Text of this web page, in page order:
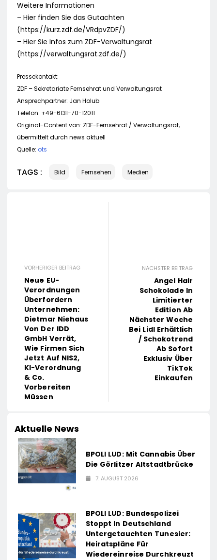
Weitere Informationen
– Hier finden Sie das Gutachten
(https://kurz.zdf.de/VRdpvZDF/)
– Hier Sie Infos zum ZDF-Verwaltungsrat
(https://verwaltungsrat.zdf.de/)
Pressekontakt:
ZDF – Sekretariate Fernsehrat und Verwaltungsrat
Ansprechpartner: Jan Holub
Telefon: +49-6131-70-12011
Original-Content von: ZDF-Fernsehrat / Verwaltungsrat,
übermittelt durch news aktuell
Quelle: ots
TAGS : Bild Fernsehen Medien
VORHERIGER BEITRAG
Neue EU-
Verordnungen
Überfordern
Unternehmen:
Dietmar Niehaus
Von Der IDD
GmbH Verrät,
Wie Firmen Sich
Jetzt Auf NIS2,
KI-Verordnung
& Co.
Vorbereiten
Müssen
NÄCHSTER BEITRAG
Angel Hair
Schokolade In
Limitierter
Edition Ab
Nächster Woche
Bei Lidl Erhältlich
/ Schokotrend
Ab Sofort
Exklusiv Über
TikTok
Einkaufen
Aktuelle News
BPOLI LUD: Mit Cannabis Über
Die Görlitzer Altstadtbrücke
7. AUGUST 2026
BPOLI LUD: Bundespolizei
Stoppt In Deutschland
Untergetauchten Tunesier:
Heiratspläne Für
Wiedereinreise Durchkreuzt